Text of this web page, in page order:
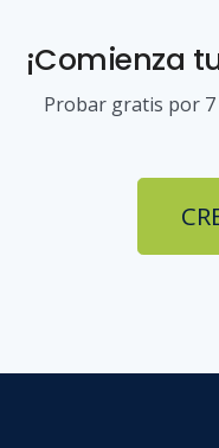
¡Comienza
Probar gratis por